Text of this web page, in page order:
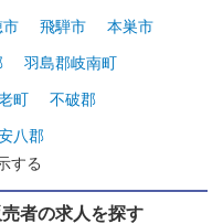
市 飛騨市 本巣市
羽島郡岐南町
町 不破郡
八郡
する
者の求人を探す